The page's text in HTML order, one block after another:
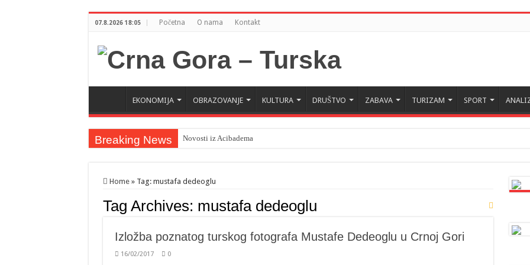
07.8.2026 18:05 Početna O nama Kontakt
EKONOMIJA OBRAZOVANJE KULTURA DRUŠTVO ZABAVA TURIZAM SPORT
Breaking News Novosti iz Acibadema
Home » Tag: mustafa dedeoglu
Tag Archives: mustafa dedeoglu
Izložba poznatog turskog fotografa Mustafe Dedeoglu u Crnoj Gori
16/02/2017 0